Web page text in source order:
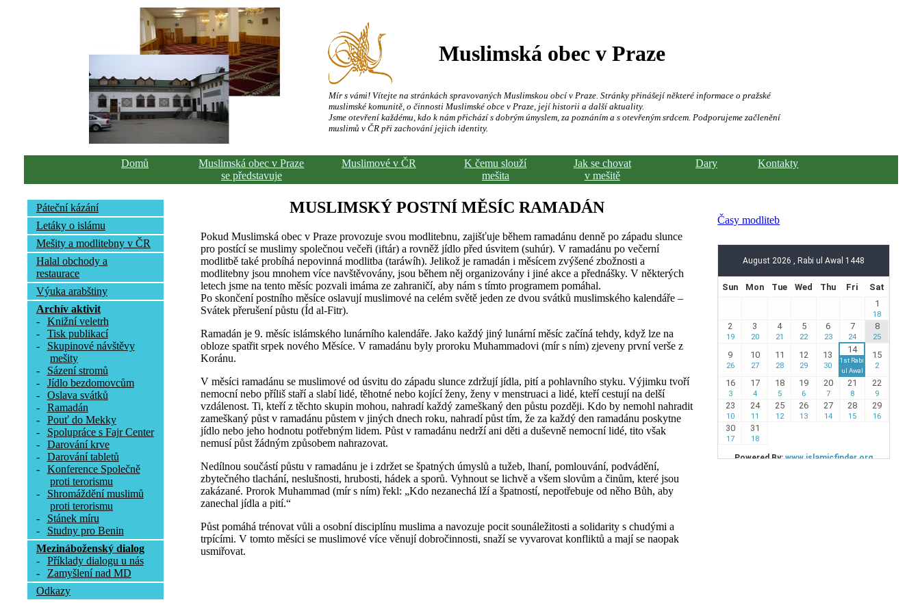
Muslimská obec v Praze
Mír s vámi! Vítejte na stránkách spravovaných Muslimskou obcí v Praze. Stránky přinášejí některé informace o pražské
muslimské komunitě, o činnosti Muslimské obce v Praze, její historii a další aktuality.
Jsme otevření každému, kdo k nám přichází s dobrým úmyslem, za poznáním a s otevřeným srdcem. Podporujeme začlenění
muslimů v ČR při zachování jejich identity.
Domů
Muslimská obec v Praze
se představuje
Muslimové v ČR
K čemu slouží
mešita
Jak se chovat
v mešitě
Dary Kontakty
Páteční kázání
Letáky o islámu
Mešity a modlitebny v ČR
Halal obchody a
restaurace
Výuka arabštiny
Archív aktivit
-
Knižní veletrh
-
Tisk publikací
-
Skupinové návštěvy
mešity
-
Sázení stromů
-
Jídlo bezdomovcům
-
Oslava svátků
-
Ramadán
-
Pouť do Mekky
-
Spolupráce s Fajr Center
-
Darování krve
-
Darování tabletů
-
Konference Společně
proti terorismu
-
Shromáždění muslimů
proti terorismu
-
Stánek míru
-
Studny pro Benin
Mezináboženský dialog
-
Příklady dialogu u nás
-
Zamyšlení nad MD
Odkazy
MUSLIMSKÝ POSTNÍ MĚSÍC RAMADÁN
Pokud Muslimská obec v Praze provozuje svou modlitebnu, zajišťuje během ramadánu denně po západu slunce
pro postící se muslimy společnou večeři (iftár) a rovněž jídlo před úsvitem (suhúr). V ramadánu po večerní
modlitbě také probíhá nepovinná modlitba (taráwíh). Jelikož je ramadán i měsícem zvýšené zbožnosti a
modlitebny jsou mnohem více navštěvovány, jsou během něj organizovány i jiné akce a přednášky. V některých
letech jsme na tento měsíc pozvali imáma ze zahraničí, aby nám s tímto programem pomáhal.
Po skončení postního měsíce oslavují muslimové na celém světě jeden ze dvou svátků muslimského kalendáře –
Svátek přerušení půstu (Íd al-Fitr).
Ramadán je 9. měsíc islámského lunárního kalendáře. Jako každý jiný lunární měsíc začíná tehdy, když lze na
obloze spatřit srpek nového Měsíce. V ramadánu byly proroku Muhammadovi (mír s ním) zjeveny první verše z
Koránu.
V měsíci ramadánu se muslimové od úsvitu do západu slunce zdržují jídla, pití a pohlavního styku. Výjimku tvoří
nemocní nebo příliš staří a slabí lidé, těhotné nebo kojící ženy, ženy v menstruaci a lidé, kteří cestují na delší
vzdálenost. Ti, kteří z těchto skupin mohou, nahradí každý zameškaný den půstu později. Kdo by nemohl nahradit
zameškaný půst v ramadánu půstem v jiných dnech roku, nahradí půst tím, že za každý den ramadánu poskytne
jídlo nebo jeho hodnotu potřebným lidem. Půst v ramadánu nedrží ani děti a duševně nemocní lidé, tito však
nemusí půst žádným způsobem nahrazovat.
Nedílnou součástí půstu v ramadánu je i zdržet se špatných úmyslů a tužeb, lhaní, pomlouvání, podvádění,
zbytečného tlachání, neslušnosti, hrubosti, hádek a sporů. Vyhnout se lichvě a všem slovům a činům, které jsou
zakázané. Prorok Muhammad (mír s ním) řekl: „Kdo nezanechá lží a špatností, nepotřebuje od něho Bůh, aby
zanechal jídla a pití.“
Půst pomáhá trénovat vůli a osobní disciplínu muslima a navozuje pocit sounáležitosti a solidarity s chudými a
trpícími. V tomto měsíci se muslimové více věnují dobročinnosti, snaží se vyvarovat konfliktů a mají se naopak
usmiřovat.
Časy modliteb